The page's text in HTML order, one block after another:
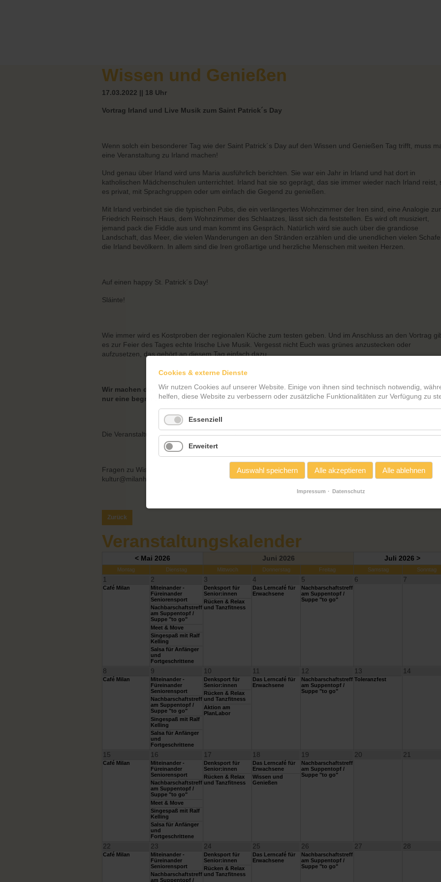
Wissen und Genießen
17.03.2022 || 18 Uhr
Vortrag Irland und Live Musik zum Saint Patrick´s Day
Wenn solch ein besonderer Tag wie der Saint Patrick´s Day auf den Wissen und Genießen Tag trifft, muss
eine Veranstaltung zu Irland machen!
Und genau über Irland wird uns Maria ausführlich berichten. Sie war ein Jahr in Irland und hat dort in
katholischen Mädchenschulen unterrichtet. Irland hat sie so geprägt, das sie immer wieder nach Irland reist,
es privat, mit Sprachgruppen oder um einfach die Gegend zu genießen.
Mit Irland verbindet sie die typischen Pubs, die ein verlängertes Wohnzimmer der Iren sind, eine Analogie
Friedrich Reinsch Haus, dem Wohnzimmer des Schlaatzes, lässt sich da feststellen. Es wird oft musiziert,
jemand pack die Fiddle aus und man kommt ins Gespräch. Natürlich wird sie auch über die grandiose
Landschaft, das Meer, die vielen Wanderungen an den Stränden erzählen und die unendlichen vielen Schafe
die Irland bevölkern. In allem sind die Iren großartige und herzliche Menschen mit weiten Herzen.
Auf einen happy St. Patrick´s Day!
Sláinte!
Wie immer wird es Kostproben der regionalen Küche zum testen geben. Und im Anschluss an den Vortrag
es zur Feier des Tages echte Irische Live Musik. Vergesst nicht Euch was grünes anzustecken oder
aufzusetzen, das gehört an diesem Tag einfach dazu.
Wir machen die Veranstaltung unter 2G Bedingungen und bitten darum sich vorher anzumelden, da
nur eine begrenzte Platzkapazität haben.
Die Veranstaltung ist kostenfrei, über eine kleine Spende freuen wir uns wie immer sehr.
Fragen zu Wissen und Genießen, beantwortet Euch gern unser Ansprechpartner Robert Lucas unter
kultur@milanhorst-potsdam.de
Zurück
Veranstaltungskalender
< Mai 2026 Juni 2026 Juli 2026 >
Montag Dienstag Mittwoch Donnerstag Freitag Samstag Sonntag
1
Café Milan
2
Miteinander -
Füreinander
Seniorensport
Nachbarschaftstreff
am Suppentopf /
Suppe "to go"
Meet & Move
Singespaß mit Ralf
Kelling
Salsa für Anfänger
und
Fortgeschrittene
3
Denksport für
Senior:innen
Rücken & Relax
und Tanzfitness
4
Das Lerncafé für
Erwachsene
5
Nachbarschaftstreff
am Suppentopf /
Suppe "to go"
6 7
8
Café Milan
9
Miteinander -
Füreinander
Seniorensport
Nachbarschaftstreff
am Suppentopf /
Suppe "to go"
Singespaß mit Ralf
Kelling
Salsa für Anfänger
und
Fortgeschrittene
10
Denksport für
Senior:innen
Rücken & Relax
und Tanzfitness
Aktion am
PlanLabor
11
Das Lerncafé für
Erwachsene
12
Nachbarschaftstreff
am Suppentopf /
Suppe "to go"
13
Toleranzfest
14
15
Café Milan
16
Miteinander -
Füreinander
Seniorensport
Nachbarschaftstreff
am Suppentopf /
Suppe "to go"
Meet & Move
Singespaß mit Ralf
Kelling
Salsa für Anfänger
und
Fortgeschrittene
17
Denksport für
Senior:innen
Rücken & Relax
und Tanzfitness
18
Das Lerncafé für
Erwachsene
Wissen und
Genießen
19
Nachbarschaftstreff
am Suppentopf /
Suppe "to go"
20 21
22
Café Milan
23
Miteinander -
Füreinander
Seniorensport
Nachbarschaftstreff
am Suppentopf /
24
Denksport für
Senior:innen
Rücken & Relax
und Tanzfitness
25
Das Lerncafé für
Erwachsene
26
Nachbarschaftstreff
am Suppentopf /
Suppe "to go"
27 28
Cookies & externe Dienste
Wir nutzen Cookies auf unserer Website. Einige von ihnen sind technisch notwendig,
helfen, diese Website zu verbessern oder zusätzliche Funktionalitäten zur Verfügung zu
Essenziell
Erweitert
Auswahl speichern Alle akzeptieren Alle ablehnen
Impressum Datenschutz